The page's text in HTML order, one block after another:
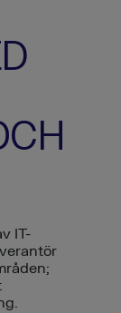
IT-